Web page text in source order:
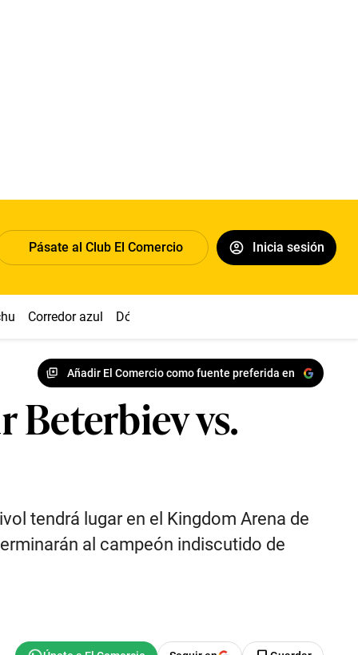
Pásate al Club El Comercio Inicia sesión
Corredor azul Dólar
Añadir El Comercio como fuente preferida en
Beterbiev vs.
tendrá lugar en el Kingdom Arena de
al campeón indiscutido de